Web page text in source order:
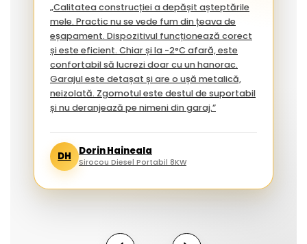
„Calitatea construcției a depășit așteptările
mele. Practic nu se vede fum din țeava de
eșapament. Dispozitivul funcționează corect
și este eficient. Chiar și la -2°C afară, este
confortabil să lucrezi doar cu un hanorac.
Garajul este detașat și are o ușă metalică,
neizolată. Zgomotul este destul de suportabil
și nu deranjează pe nimeni din garaj.”
DH Dorin Haineala
Sirocou Diesel Portabil 8KW